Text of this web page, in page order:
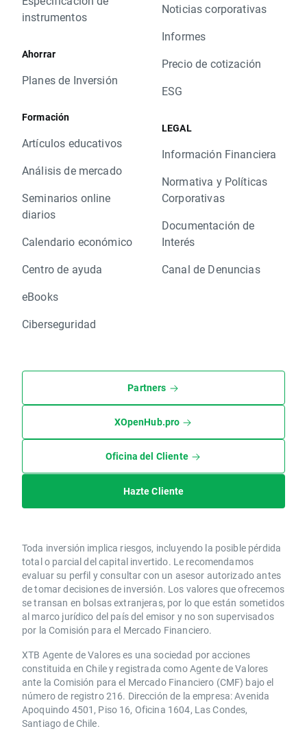
instrumentos
Ahorrar
Planes de Inversión
Formación
Artículos educativos
Análisis de mercado
Seminarios online
diarios
Calendario económico
Centro de ayuda
eBooks
Ciberseguridad
Noticias corporativas
Informes
Precio de cotización
ESG
LEGAL
Información Financiera
Normativa y Políticas
Corporativas
Documentación de
Interés
Canal de Denuncias
Partners
XOpenHub.pro
Oficina del Cliente
Hazte Cliente
Toda inversión implica riesgos, incluyendo la posible pérdida
total o parcial del capital invertido. Le recomendamos
evaluar su perfil y consultar con un asesor autorizado antes
de tomar decisiones de inversión. Los valores que ofrecemos
se transan en bolsas extranjeras, por lo que están sometidos
al marco jurídico del país del emisor y no son supervisados
por la Comisión para el Mercado Financiero.
XTB Agente de Valores es una sociedad por acciones
constituida en Chile y registrada como Agente de Valores
ante la Comisión para el Mercado Financiero (CMF) bajo el
número de registro 216. Dirección de la empresa: Avenida
Apoquindo 4501, Piso 16, Oficina 1604, Las Condes,
Santiago de Chile.